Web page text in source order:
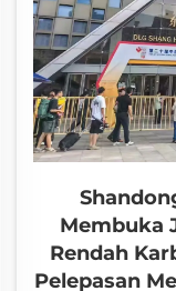
Membuka
Rendah
Pelepasan